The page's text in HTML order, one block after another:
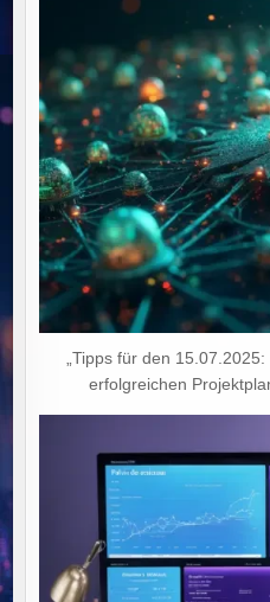
„Tipps für den
erfolgreichen